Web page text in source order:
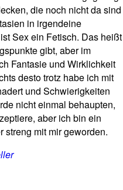
die noch nicht da sind
in irgendeine
Sex ein Fetisch. Das heißt
gibt, aber im
Fantasie und Wirklichkeit
desto trotz habe ich mit
und Schwierigkeiten
nicht einmal behaupten,
aber ich bin ein
streng mit mir geworden.